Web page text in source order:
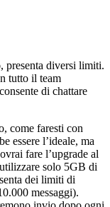
presenta diversi limiti.
tutto il team
di chattare
come faresti con
essere l’ideale, ma
fare l’upgrade al
solo 5GB di
dei limiti di
messaggi).